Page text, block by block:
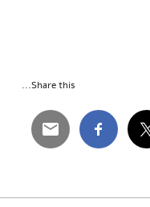
Share this...